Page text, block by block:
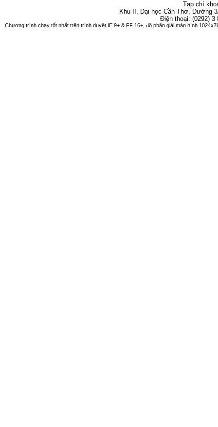
Tạp chí
Khu II, Đại học Cần Thơ, Đường
Điện thoại: (0292)
Chương trình chạy tốt nhất trên trình duyệt IE 9+ & FF 16+, độ phân giải màn hình